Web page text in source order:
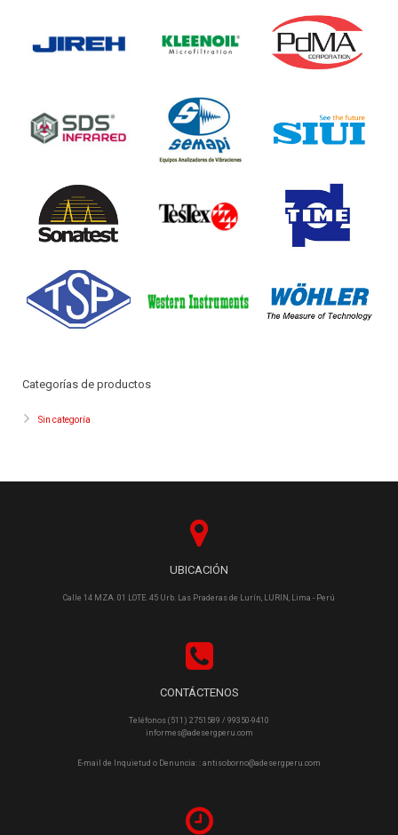
Categorías de productos
Sin categoría
UBICACIÓN
Calle 14 MZA. 01 LOTE. 45 Urb. Las Praderas de Lurín, LURIN, Lima - Perú
CONTÁCTENOS
Teléfonos (511) 2751589 / 99350-9410
informes@adesergperu.com
E-mail de Inquietud o Denuncia: : antisoborno@adesergperu.com